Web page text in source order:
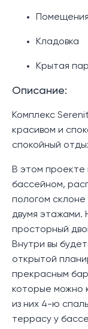
Кладовка
Крытая
Описание:
Комплекс
красивом и
спокойный
В этом проекте
бассейном,
пологом
двумя этажами.
просторный
Внутри вы
открытой
прекрасным
которые можно
из них 4-ю
террасу у